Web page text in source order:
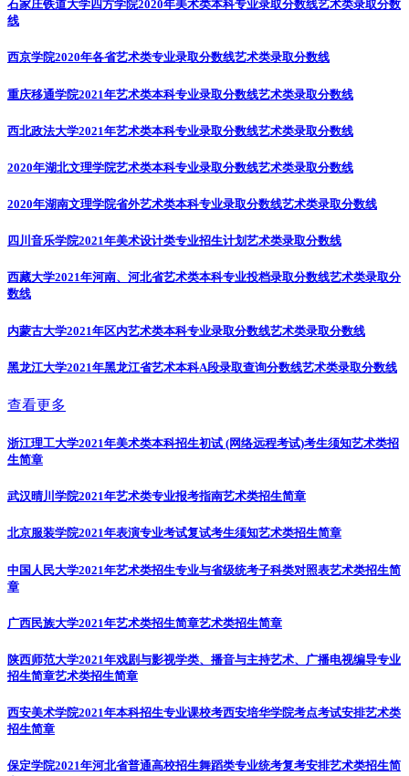
石家庄铁道大学四方学院2020年美术类本科专业录取分数线艺术类录取分数
线
西京学院2020年各省艺术类专业录取分数线艺术类录取分数线
重庆移通学院2021年艺术类本科专业录取分数线艺术类录取分数线
西北政法大学2021年艺术类本科专业录取分数线艺术类录取分数线
2020年湖北文理学院艺术类本科专业录取分数线艺术类录取分数线
2020年湖南文理学院省外艺术类本科专业录取分数线艺术类录取分数线
四川音乐学院2021年美术设计类专业招生计划艺术类录取分数线
西藏大学2021年河南、河北省艺术类本科专业投档录取分数线艺术类录取分
数线
内蒙古大学2021年区内艺术类本科专业录取分数线艺术类录取分数线
黑龙江大学2021年黑龙江省艺术本科A段录取查询分数线艺术类录取分数线
查看更多
浙江理工大学2021年美术类本科招生初试 (网络远程考试)考生须知艺术类招
生简章
武汉晴川学院2021年艺术类专业报考指南艺术类招生简章
北京服装学院2021年表演专业考试复试考生须知艺术类招生简章
中国人民大学2021年艺术类招生专业与省级统考子科类对照表艺术类招生简
章
广西民族大学2021年艺术类招生简章艺术类招生简章
陕西师范大学2021年戏剧与影视学类、播音与主持艺术、广播电视编导专业
招生简章艺术类招生简章
西安美术学院2021年本科招生专业课校考西安培华学院考点考试安排艺术类
招生简章
保定学院2021年河北省普通高校招生舞蹈类专业统考复考安排艺术类招生简